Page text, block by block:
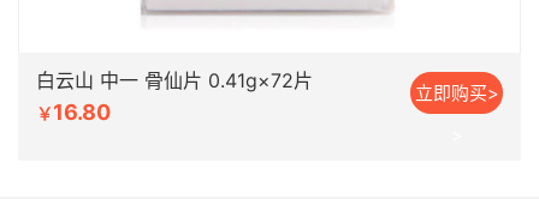
白云山 中一 骨仙片 0.41g×72片
￥16.80
立即购买>